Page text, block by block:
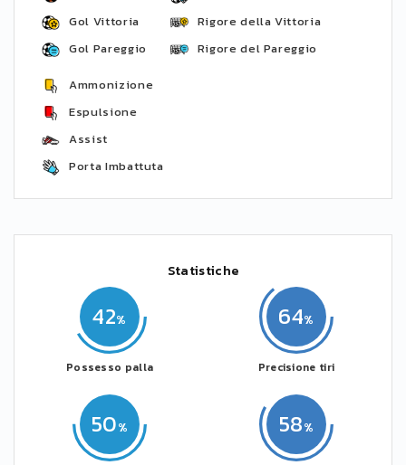
Gol Vittoria
Gol Pareggio
Rigore della Vittoria
Rigore del Pareggio
Ammonizione
Espulsione
Assist
Porta Imbattuta
Statistiche
42
Possesso palla
50 58
64
Precisione tiri